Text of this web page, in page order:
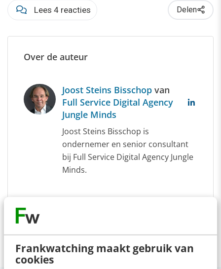
Frankwatching maakt gebruik van
cookies
Lees 4 reacties Delen
Over de auteur
Joost Steins Bisschop van
Full Service Digital Agency
Jungle Minds
Joost Steins Bisschop is
ondernemer en senior consultant
bij Full Service Digital Agency Jungle
Minds.